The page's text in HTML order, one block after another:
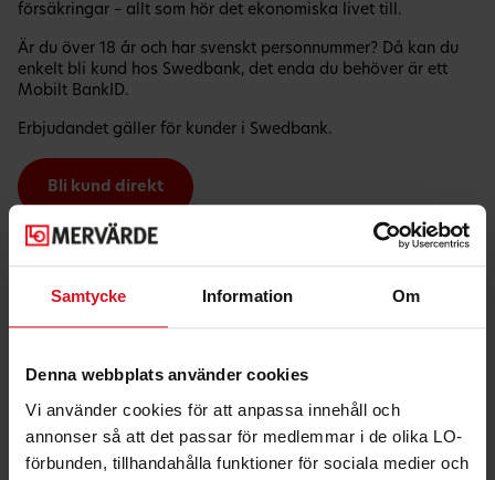
Samtycke Information Om
Denna webbplats använder cookies
Vi använder cookies för att anpassa innehåll och
annonser så att det passar för medlemmar i de olika LO-
förbunden, tillhandahålla funktioner för sociala medier och
försäkringar – allt som hör det ekonomiska livet till.
Är du över 18 år och har svenskt personnummer? Då kan du
enkelt bli kund hos Swedbank, det enda du behöver är ett
Mobilt BankID.
Erbjudandet gäller för kunder i Swedbank.
Bli kund direkt